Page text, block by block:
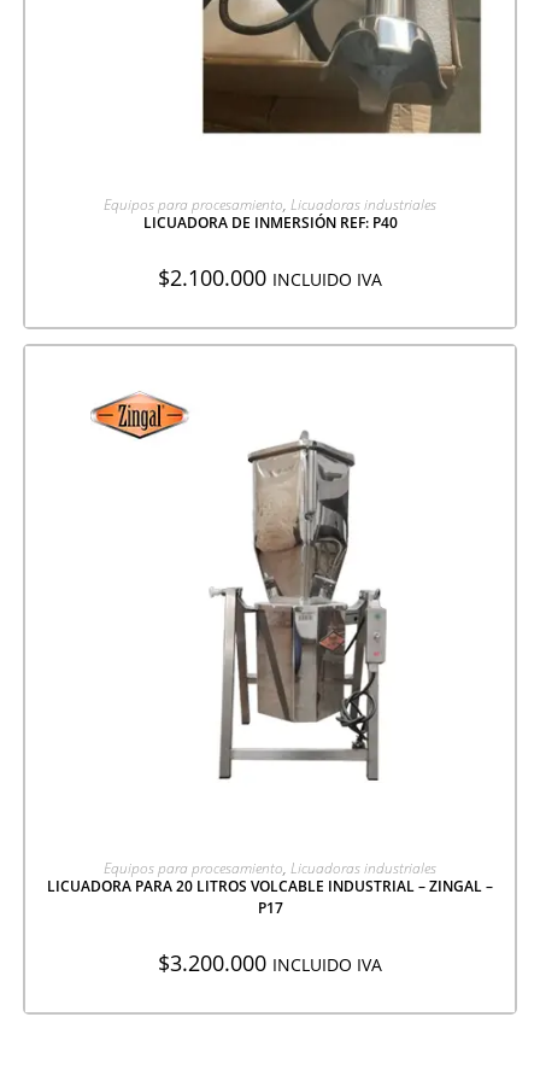
AGREGAR A COTIZACIÓN
Equipos para procesamiento, Licuadoras industriales
LICUADORA DE INMERSIÓN REF: P40
$2.100.000 INCLUIDO IVA
AGREGAR A COTIZACIÓN
Equipos para procesamiento, Licuadoras industriales
LICUADORA PARA 20 LITROS VOLCABLE INDUSTRIAL – ZINGAL –
P17
$3.200.000 INCLUIDO IVA